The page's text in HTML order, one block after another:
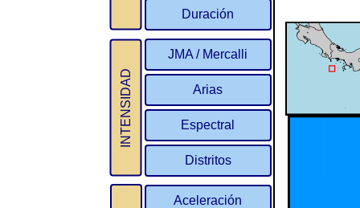
Duración
INTENSIDAD
JMA / Mercalli
Arias
Espectral
Distritos
Aceleración